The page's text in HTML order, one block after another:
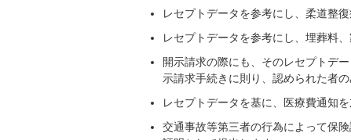
レセプトデータを参考にし、柔道整
レセプトデータを参考にし、埋葬料
開示請求の際にも、そのレセプトデ
示請求手続きに則り、認められた者の
レセプトデータを基に、医療費通知を
交通事故等第三者の行為によって保